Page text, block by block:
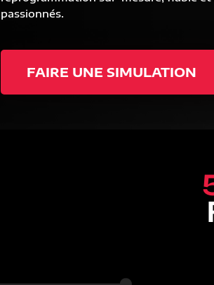
passionnés.
FAIRE UNE SIMULATION